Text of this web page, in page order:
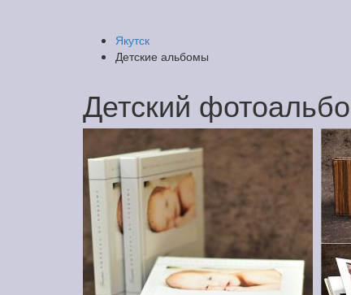
Якутск
Детские альбомы
Детский